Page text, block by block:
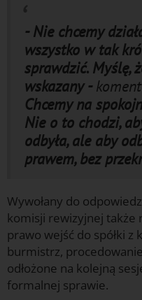
- Nie chcemy
wszystko w tak
sprawdzić. Myślę,
wskazany -
Chcemy na
Nie o to chodzi,
odbyła, ale aby
prawem, bez
Wywołany do
komisji rewizyjnej także
prawo wejść do spółki z
burmistrz,
odłożone na kolejną
formalnej sprawie.